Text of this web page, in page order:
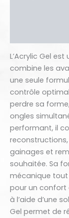
L’Acrylic Gel
combine les
une seule
contrôle
perdre sa
ongles
performant, il
gainages et
souhaitée. Sa
mécanique tout
pour un confort
à l’aide d’une
Gel permet de